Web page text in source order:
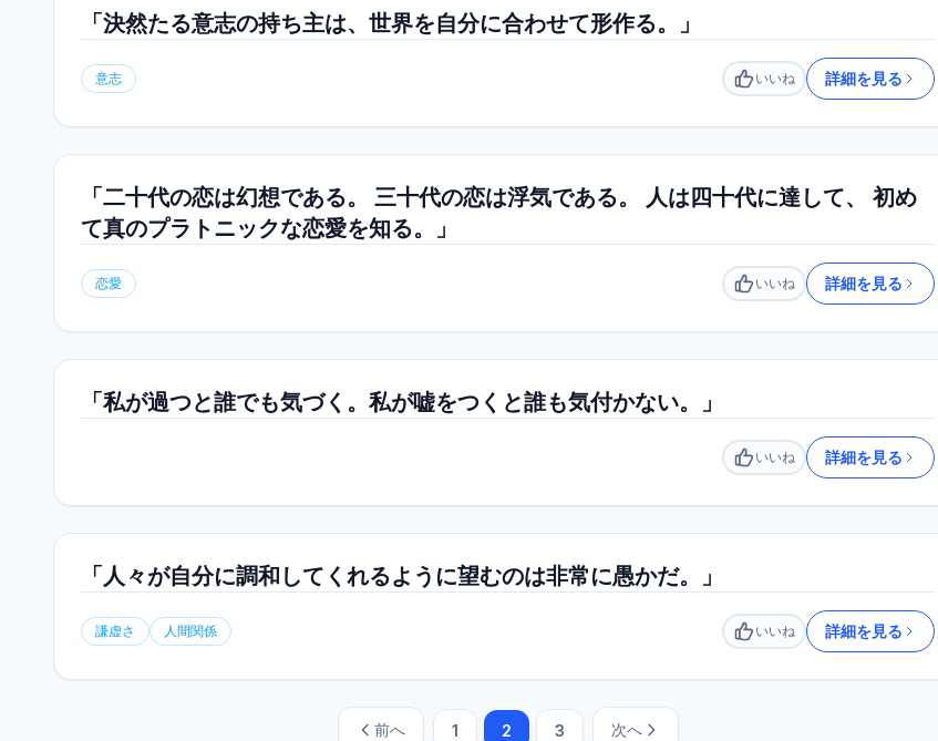
「決然たる意志の持ち主は、世界を自分に合わせて形作る。」
意志 いいね
いいね 詳細を見る
「二十代の恋は幻想である。 三十代の恋は浮気である。 人は四十代に達して、 初め
て真のプラトニックな恋愛を知る。」
恋愛 いいね
いいね 詳細を見る
「私が過つと誰でも気づく。私が嘘をつくと誰も気付かない。」
いいね
いいね 詳細を見る
「人々が自分に調和してくれるように望むのは非常に愚かだ。」
謙虚さ 人間関係 いいね
いいね 詳細を見る
前へ 1 2 3 次へ